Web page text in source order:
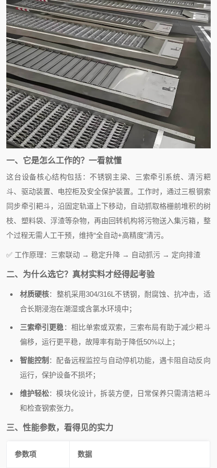
一、它是怎么工作的？一看就懂
这台设备核心结构包括：不锈钢主梁、三索牵引系统、清污耙
斗、驱动装置、电控柜及安全保护装置。工作时，通过三根钢索
同步牵引耙斗，沿固定轨道上下移动，自动抓取格栅前堆积的树
枝、塑料袋、浮渣等杂物，再由回转机构将污物送入集污箱，整
个过程无需人工干预，维持“全自动+高精度”清污。
✅ 工作原理：三索联动 → 稳定升降 → 自动抓污 → 定向排渣
二、为什么选它？真材实料才经得起考验
材质硬核：整机采用304/316L不锈钢，耐腐蚀、抗冲击，适
合长期浸泡在潮湿或含氯水环境中；
三索牵引更稳：相比单索或双索，三索布局有助于减少耙斗
偏移，运行更平稳，故障率有助于降低50%以上；
智能控制 ：配备远程监控与自动停机功能，遇卡阻自动反向
运行，保护设备不损坏；
维护轻松：模块化设计，拆装方便，日常保养只需清洁耙斗
和检查钢索张力。
三、性能参数，看得见的实力
参数项 数据